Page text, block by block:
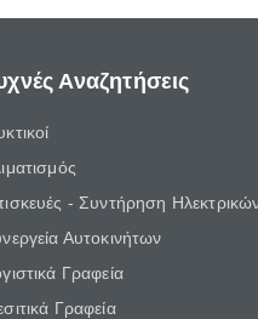
Αναζητήσεις
- Συντήρηση
Αυτοκινήτων
Γραφεία
Γραφεία